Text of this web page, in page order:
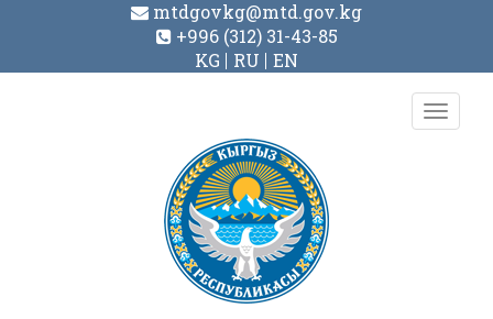
mtdgovkg@mtd.gov.kg
+996 (312) 31-43-85
KG
RU EN
Toggle